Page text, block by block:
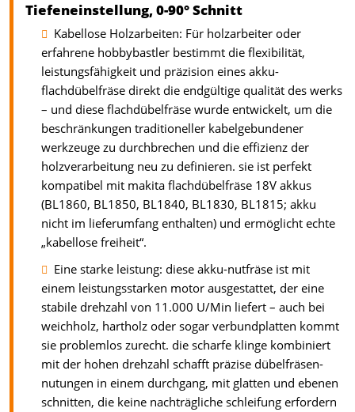
Tiefeneinstellung, 0-90° Schnitt
Kabellose Holzarbeiten: Für holzarbeiter oder
erfahrene hobbybastler bestimmt die flexibilität,
leistungsfähigkeit und präzision eines akku-
flachdübelfräse direkt die endgültige qualität des werks
– und diese flachdübelfräse wurde entwickelt, um die
beschränkungen traditioneller kabelgebundener
werkzeuge zu durchbrechen und die effizienz der
holzverarbeitung neu zu definieren. sie ist perfekt
kompatibel mit makita flachdübelfräse 18V akkus
(BL1860, BL1850, BL1840, BL1830, BL1815; akku
nicht im lieferumfang enthalten) und ermöglicht echte
„kabellose freiheit“.
Eine starke leistung: diese akku-nutfräse ist mit
einem leistungsstarken motor ausgestattet, der eine
stabile drehzahl von 11.000 U/Min liefert – auch bei
weichholz, hartholz oder sogar verbundplatten kommt
sie problemlos zurecht. die scharfe klinge kombiniert
mit der hohen drehzahl schafft präzise dübelfräsen-
nutungen in einem durchgang, mit glatten und ebenen
schnitten, die keine nachträgliche schleifung erfordern